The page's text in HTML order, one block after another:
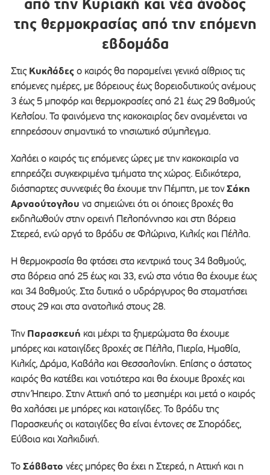
από την Κυριακή και νέα άνοδος
της θερμοκρασίας από την επόμενη
εβδομάδα
Στις Κυκλάδεςο καιρός θα παραμείνει γενικά αίθριος τις
επόμενες ημέρες, με βόρειους έως βορειοδυτικούς ανέμους
3 έως 5 μποφόρ και θερμοκρασίες από 21 έως 29 βαθμούς
Κελσίου. Τα φαινόμενα της κακοκαιρίας δεν αναμένεται να
επηρεάσουν σημαντικά το νησιωτικό σύμπλεγμα.
Χαλάει ο καιρός τις επόμενες ώρες με την κακοκαιρία να
επηρεάζει συγκεκριμένα τμήματα της χώρας. Ειδικότερα,
διάσπαρτες συννεφιές θα έχουμε την Πέμπτη, με τονΣάκη
Αρναούτογλου να σημειώνει ότι οι όποιες βροχές θα
εκδηλωθούν στην ορεινή Πελοπόννησο και στη βόρεια
Στερεά, ενώ αργά το βράδυ σε Φλώρινα, Κιλκίς και Πέλλα.
Η θερμοκρασία θα φτάσει στα κεντρικά τους 34 βαθμούς,
στα βόρεια από 25 έως και 33, ενώ στα νότια θα έχουμε έως
και 34 βαθμούς. Στα δυτικά ο υδράργυρος θα σταματήσει
στους 29 και στα ανατολικά στους 28.
Την Παρασκευή και μέχρι τα ξημερώματα θα έχουμε
μπόρες και καταιγίδες βροχές σε Πέλλα, Πιερία, Ημαθία,
Κιλκίς, Δράμα, Καβάλα και Θεσσαλονίκη. Επίσης ο άστατος
καιρός θα κατέβει και νοτιότερα και θα έχουμε βροχές και
στην Ήπειρο. Στην Αττική από το μεσημέρι και μετά ο καιρός
θα χαλάσει με μπόρες και καταιγίδες. Το βράδυ της
Παρασκευής οι καταιγίδες θα είναι έντονες σε Σποράδες,
Εύβοια και Χαλκιδική.
Το Σάββατο νέες μπόρες θα έχει η Στερεά, η Αττική και η